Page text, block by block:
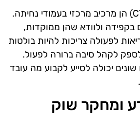
קריאות לפעולה (CTA) הן מרכיב מרכזי בעמודי נחיתה.
בקפידה ולוודא שהן ממוקדות,
לפעולה צריכות להיות בולטות
לקהל סיבה ברורה לפעול.
יכולה לסייע לקבוע מה עובד
ומחקר שוק